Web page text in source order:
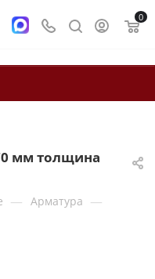
0
мм толщина
— Арматура —